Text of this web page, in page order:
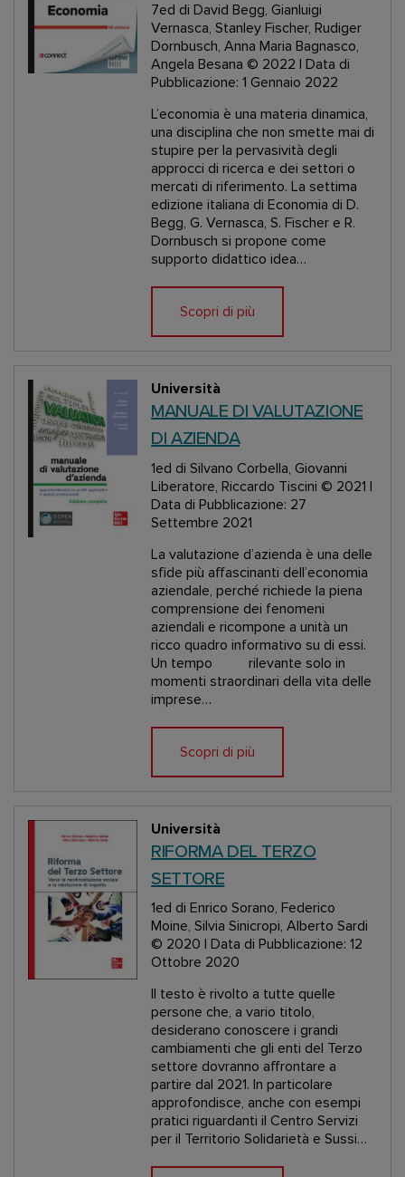
7ed di David Begg, Gianluigi
Vernasca, Stanley Fischer, Rudiger
Dornbusch, Anna Maria Bagnasco,
Angela Besana © 2022 | Data di
Pubblicazione: 1 Gennaio 2022
L’economia è una materia dinamica,
una disciplina che non smette mai di
stupire per la pervasività degli
approcci di ricerca e dei settori o
mercati di riferimento. La settima
edizione italiana di Economia di D.
Begg, G. Vernasca, S. Fischer e R.
Dornbusch si propone come
supporto didattico idea…
Scopri di più
Università
MANUALE DI VALUTAZIONE
DI AZIENDA
1ed di Silvano Corbella, Giovanni
Liberatore, Riccardo Tiscini © 2021 |
Data di Pubblicazione: 27
Settembre 2021
La valutazione d’azienda è una delle
sfide più affascinanti dell’economia
aziendale, perché richiede la piena
comprensione dei fenomeni
aziendali e ricompone a unità un
ricco quadro informativo su di essi.
Un tempo rilevante solo in
momenti straordinari della vita delle
imprese…
Scopri di più
Università
RIFORMA DEL TERZO
SETTORE
1ed di Enrico Sorano, Federico
Moine, Silvia Sinicropi, Alberto Sardi
© 2020 | Data di Pubblicazione: 12
Ottobre 2020
Il testo è rivolto a tutte quelle
persone che, a vario titolo,
desiderano conoscere i grandi
cambiamenti che gli enti del Terzo
settore dovranno affrontare a
partire dal 2021. In particolare
approfondisce, anche con esempi
pratici riguardanti il Centro Servizi
per il Territorio Solidarietà e Sussi…